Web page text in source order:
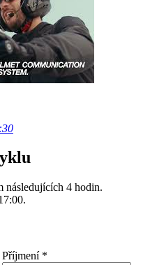
následujících 4 hodin.
Příjmení *